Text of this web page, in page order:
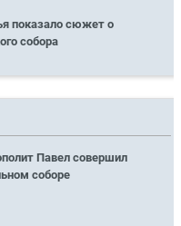
показало сюжет о
собора
Павел совершил
соборе